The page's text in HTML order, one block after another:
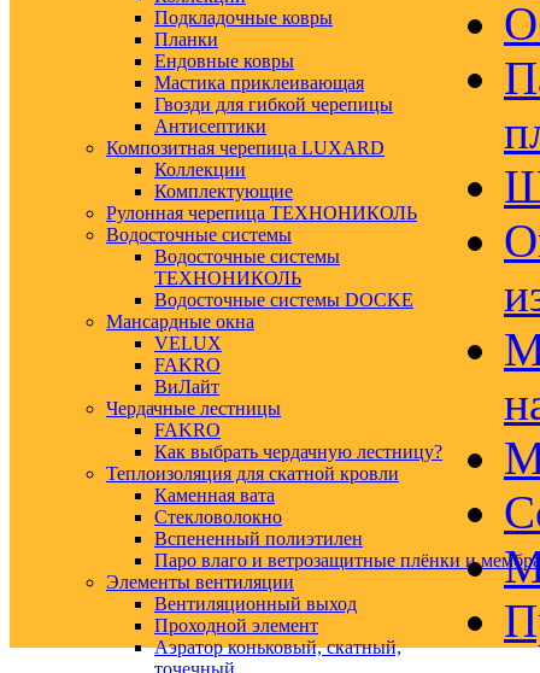
Подкладочные ковры
Планки
Ендовные ковры
Мастика приклеивающая
Гвозди для гибкой черепицы
Антисептики
Композитная черепица LUXARD
Коллекции
Комплектующие
Рулонная черепица ТЕХНОНИКОЛЬ
Водосточные системы
Водосточные системы
ТЕХНОНИКОЛЬ
Водосточные системы DOCKE
Мансардные окна
VELUX
FAKRO
ВиЛайт
Чердачные лестницы
FAKRO
Как выбрать чердачную лестницу?
Теплоизоляция для скатной кровли
Каменная вата
Стекловолокно
Вспененный полиэтилен
Паро влаго и ветрозащитные плёнки и
Элементы вентиляции
Вентиляционный выход
Проходной элемент
Аэратор коньковый, скатный,
точечный